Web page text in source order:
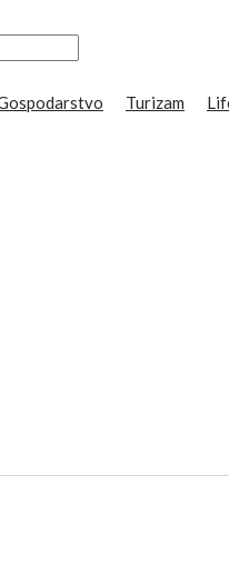
Turizam